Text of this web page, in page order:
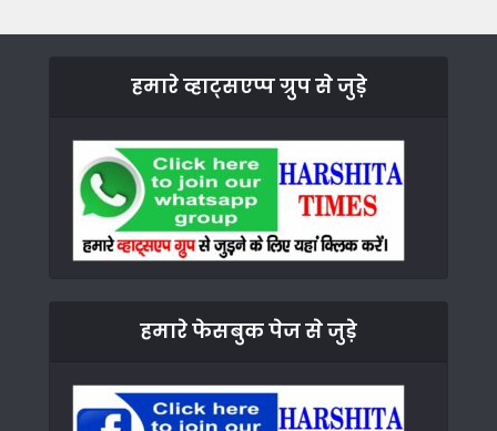
हमारे व्हाट्सएप्प ग्रुप से जुड़े
हमारे फेसबुक पेज से जुड़े